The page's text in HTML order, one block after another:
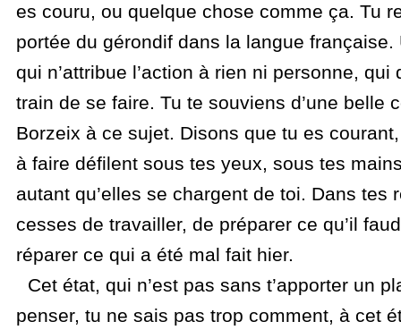
es couru, ou quelque chose comme ça. Tu
portée du gérondif dans la langue française.
qui n’attribue l’action à rien ni personne, qui
train de se faire. Tu te souviens d’une belle
Borzeix à ce sujet. Disons que tu es
à faire défilent sous tes yeux, sous tes
autant qu’elles se chargent de toi. Dans tes
cesses de travailler, de préparer ce qu’il
réparer ce qui a été mal fait hier.
Cet état, qui n’est pas sans t’apporter un
penser, tu ne sais pas trop comment, à cet